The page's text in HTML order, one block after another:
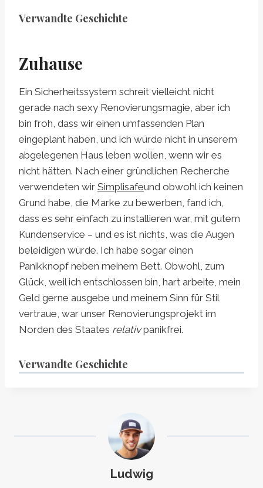
Verwandte Geschichte
Zuhause
Ein Sicherheitssystem schreit vielleicht nicht
gerade nach sexy Renovierungsmagie, aber ich
bin froh, dass wir einen umfassenden Plan
eingeplant haben, und ich würde nicht in unserem
abgelegenen Haus leben wollen, wenn wir es
nicht hätten. Nach einer gründlichen Recherche
verwendeten wir Simplisafeund obwohl ich keinen
Grund habe, die Marke zu bewerben, fand ich,
dass es sehr einfach zu installieren war, mit gutem
Kundenservice – und es ist nichts, was die Augen
beleidigen würde. Ich habe sogar einen
Panikknopf neben meinem Bett. Obwohl, zum
Glück, weil ich entschlossen bin, hart arbeite, mein
Geld gerne ausgebe und meinem Sinn für Stil
vertraue, war unser Renovierungsprojekt im
Norden des Staates relativpanikfrei.
Verwandte Geschichte
Ludwig